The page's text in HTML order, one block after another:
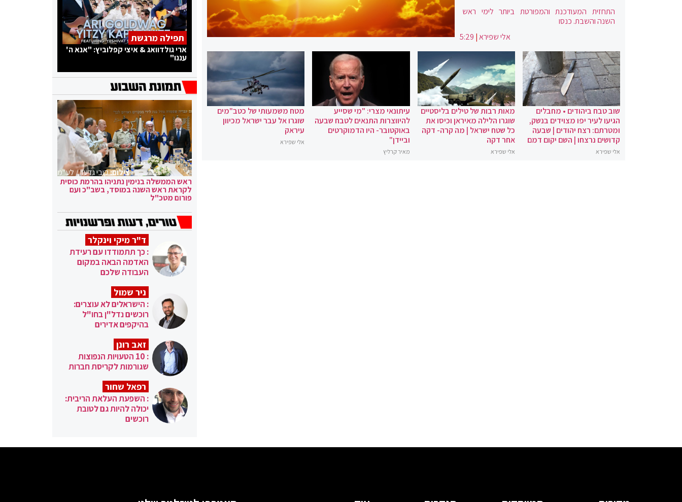
התחזית המעודכנת והמפורטת ביותר לימי ראש
השנה והשבת. כנסו
אלי שפירא|
5:29
שוב טבח ביהודים • מחבלים
הגיעו לעיר יפו מצוידים בנשק,
ומטרתם: רצח יהודים | שבעה
קדושים נרצחו | השם יקום דמם
אלי שפירא
מאות רבות של טילים בליסטיים
שוגרו הלילה מאיראן וכיסו את
כל שטח ישראל | מה קרה- דקה
אחר דקה
אלי שפירא
עיתונאי מצרי: "מי שסייע
להיווצרות התנאים לטבח שבעה
באוקטובר- היו הדמוקרטים
וביידן"
מאיר קרליץ
מטח משמעותי של כטב"מים
שוגרו אל עבר ישראל מכיוון
עיראק
אלי שפירא
תפילה מרגשת
ארי גולדוואג & איצי קפלוביץ: "אנא ה'
עננו"
צילום:קובי גדעון / לע"מ
ראש הממשלה בנימין נתניהו בהרמת כוסית
לקראת ראש השנה במוסד, בשב"כ ועם
פורום מטכ"ל
ד"ר מיקי וינקלר
: כך תתמודדו עם רעידת
האדמה הבאה במקום
העבודה שלכם
ניר שמול
: הישראלים לא עוצרים:
רוכשים נדל"ן בחו"ל
בהיקפים אדירים
זאב רונן
: 10 הטעויות הנפוצות
שגורמות לקריסת חברות
רפאל שחור
: השפעת העלאת הריבית:
יכולה להיות גם לטובת
רוכשים